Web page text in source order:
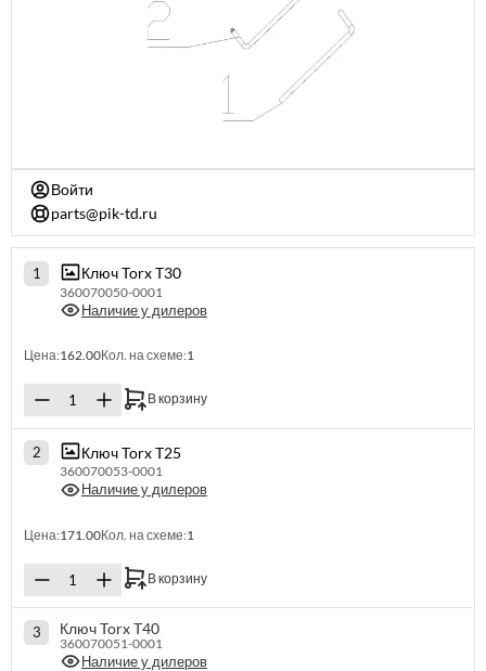
Войти
parts@pik-td.ru
1 Ключ Torx T30
360070050-0001
Наличие у дилеров
Цена:162.00Кол. на схеме:1
В корзину
2 Ключ Torx T25
360070053-0001
Наличие у дилеров
Цена:171.00Кол. на схеме:1
В корзину
3 Ключ Torx T40
360070051-0001
Наличие у дилеров